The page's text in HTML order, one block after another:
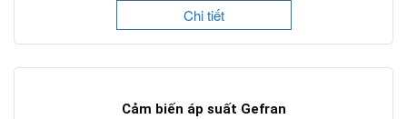
Chi tiết
Cảm biến áp suất Gefran